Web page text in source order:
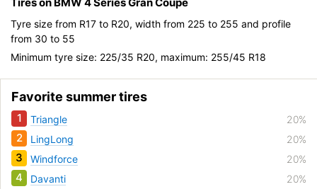
Tyre size from R17 to R20, width from 225 to 255 and profile
from 30 to 55
Minimum tyre size: 225/35 R20, maximum: 255/45 R18
Favorite summer tires
1 Triangle 20%
2 LingLong 20%
3 Windforce 20%
4 Davanti 20%